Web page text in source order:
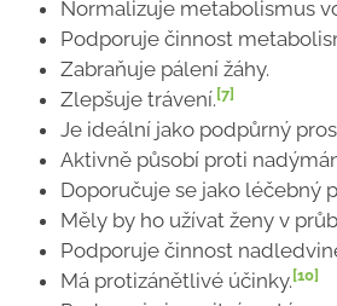
Normalizuje metabolismus
Podporuje činnost
Zabraňuje pálení žáhy.
Zlepšuje trávení.[7]
Je ideální jako podpůrný
Aktivně působí proti
Doporučuje se jako léčebný
Měly by ho užívat ženy v
Podporuje činnost
Má protizánětlivé účinky.[10]